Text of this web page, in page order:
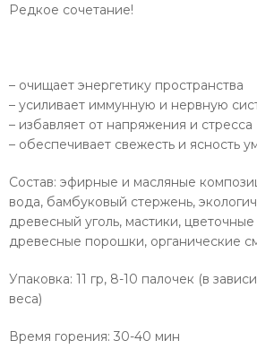
Редкое сочетание!
– очищает энергетику пространства
– усиливает иммунную и нервную
– избавляет от напряжения и стресса
– обеспечивает свежесть и ясность
Состав: эфирные и масляные
вода, бамбуковый стержень,
древесный уголь, мастики,
древесные порошки, органические
Упаковка: 11 гр, 8-10 палочек (в
веса)
Время горения: 30-40 мин